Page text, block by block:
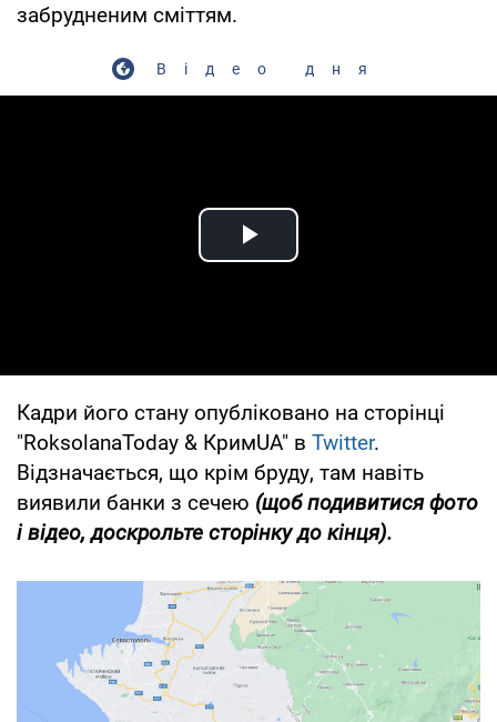
забрудненим сміттям.
Відео дня
Play Video
Кадри його стану опубліковано на сторінці
"RoksolanaToday & КримUA" в Twitter.
Відзначається, що крім бруду, там навіть
виявили банки з сечею (щоб подивитися фото
і відео, доскрольте сторінку до кінця).